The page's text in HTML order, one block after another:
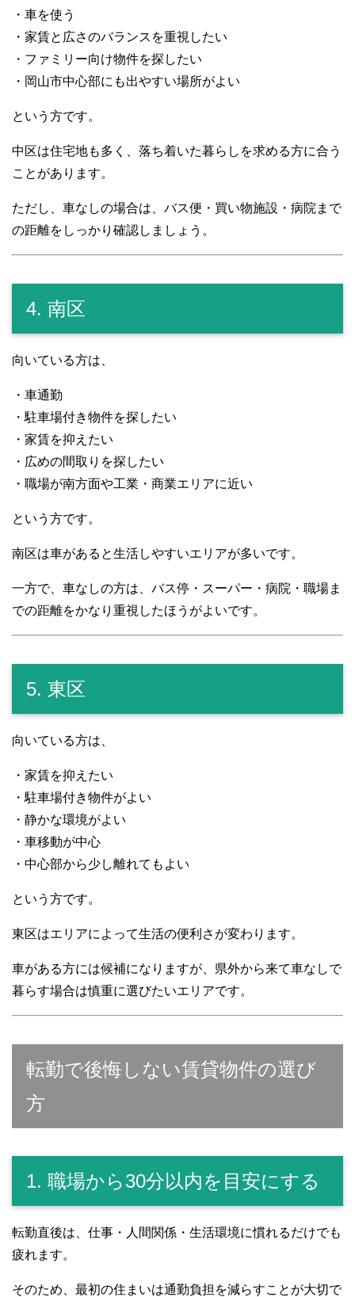
・車を使う
・家賃と広さのバランスを重視したい
・ファミリー向け物件を探したい
・岡山市中心部にも出やすい場所がよい
という方です。
中区は住宅地も多く、落ち着いた暮らしを求める方に合う
ことがあります。
ただし、車なしの場合は、バス便・買い物施設・病院まで
の距離をしっかり確認しましょう。
4. 南区
向いている方は、
・車通勤
・駐車場付き物件を探したい
・家賃を抑えたい
・広めの間取りを探したい
・職場が南方面や工業・商業エリアに近い
という方です。
南区は車があると生活しやすいエリアが多いです。
一方で、車なしの方は、バス停・スーパー・病院・職場ま
での距離をかなり重視したほうがよいです。
5. 東区
向いている方は、
・家賃を抑えたい
・駐車場付き物件がよい
・静かな環境がよい
・車移動が中心
・中心部から少し離れてもよい
という方です。
東区はエリアによって生活の便利さが変わります。
車がある方には候補になりますが、県外から来て車なしで
暮らす場合は慎重に選びたいエリアです。
転勤で後悔しない賃貸物件の選び
方
1. 職場から30分以内を目安にする
転勤直後は、仕事・人間関係・生活環境に慣れるだけでも
疲れます。
そのため、最初の住まいは通勤負担を減らすことが大切で